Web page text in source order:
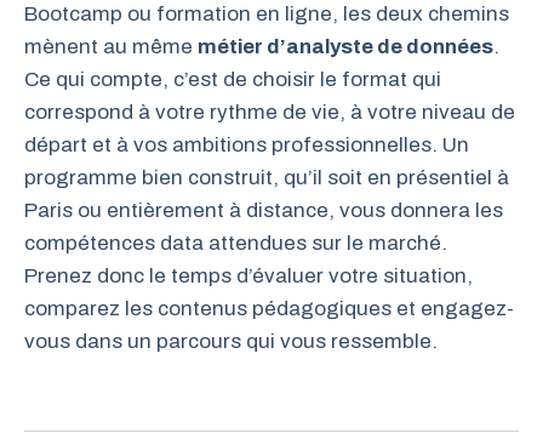
Bootcamp ou formation en ligne, les deux chemins
mènent au même métier d’analyste de données.
Ce qui compte, c’est de choisir le format qui
correspond à votre rythme de vie, à votre niveau de
départ et à vos ambitions professionnelles. Un
programme bien construit, qu’il soit en présentiel à
Paris ou entièrement à distance, vous donnera les
compétences data attendues sur le marché.
Prenez donc le temps d’évaluer votre situation,
comparez les contenus pédagogiques et engagez-
vous dans un parcours qui vous ressemble.